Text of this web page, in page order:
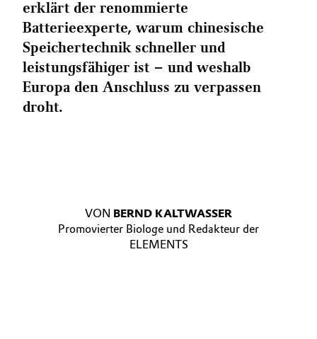
erklärt der renommierte
Batterieexperte, warum chinesische
Speichertechnik schneller und
leistungsfähiger ist – und weshalb
Europa den Anschluss zu verpassen
droht.
VON BERND KALTWASSER
Promovierter Biologe und Redakteur der
ELEMENTS